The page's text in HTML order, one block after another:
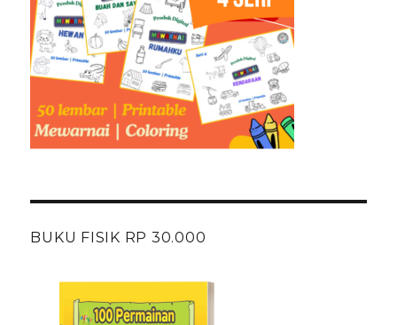
BUKU FISIK RP 30.000